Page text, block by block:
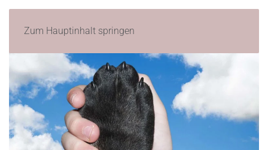
Zum Hauptinhalt springen